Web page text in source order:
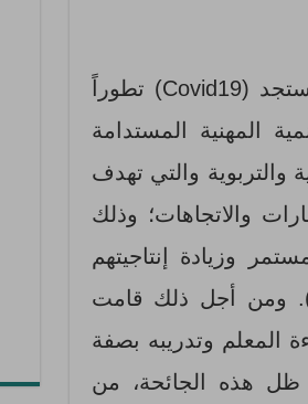
المستجد (Covid19) تطوراً
المهنية المستدامة
والتي تهدف
والاتجاهات؛ وذلك
وزيادة إنتاجيتهم
في تأدية واجبهم المهني(العامري،2008). ومن أجل ذلك قامت
المعلم وتدريبه بصفة
ظل هذه الجائحة، من